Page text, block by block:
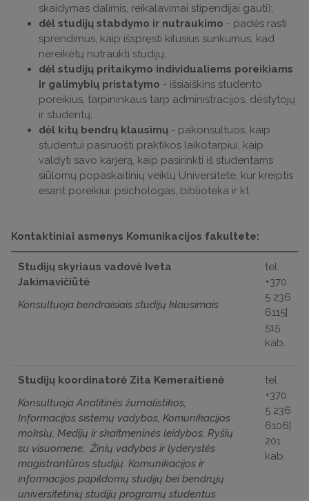
skaidymas dalimis, reikalavimai stipendijai gauti);
dėl studijų stabdymo ir nutraukimo - padės rasti
sprendimus, kaip išspręsti kilusius sunkumus, kad
nereikėtų nutraukti studijų;
dėl studijų pritaikymo individualiems poreikiams
ir galimybių pristatymo - išsiaiškins studento
poreikius, tarpininkaus tarp administracijos, dėstytojų
ir studentų;
dėl kitų bendrų klausimų - pakonsultuos, kaip
studentui pasiruošti praktikos laikotarpiui, kaip
valdyti savo karjerą, kaip pasirinkti iš studentams
siūlomų popaskaitinių veiklų Universitete, kur kreiptis
esant poreikiui: psichologas, biblioteka ir kt.
Kontaktiniai asmenys Komunikacijos fakultete:
Studijų skyriaus vadovė Iveta
Jakimavičiūtė
Konsultuoja bendraisiais studijų klausimais
tel.
+370
5 236
6115|
515
kab.
Studijų koordinatorė Zita Kemeraitienė
Konsultuoja Analitinės žurnalistikos,
Informacijos sistemų vadybos, Komunikacijos
mokslų, Medijų ir skaitmeninės leidybos, Ryšių
su visuomene, Žinių vadybos ir lyderystės
magistrantūros studijų. Komunikacijos ir
informacijos papildomų studijų bei bendrųjų
universitetinių studijų programų studentus
tel.
+370
5 236
6106|
201
kab.